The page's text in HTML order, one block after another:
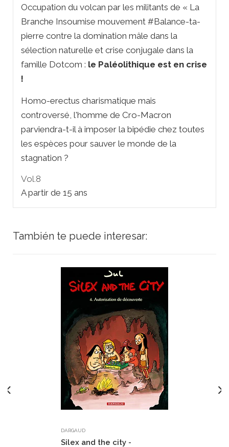
Occupation du volcan par les militants de « La
Branche Insoumise mouvement #Balance-ta-
pierre contre la domination mâle dans la
sélection naturelle et crise conjugale dans la
famille Dotcom : le Paléolithique est en crise
!
Homo-erectus charismatique mais
controversé, l'homme de Cro-Macron
parviendra-t-il à imposer la bipédie chez toutes
les espèces pour sauver le monde de la
stagnation ?
Vol.8
A partir de 15 ans
También te puede interesar:
DARGAUD
Silex and the city -